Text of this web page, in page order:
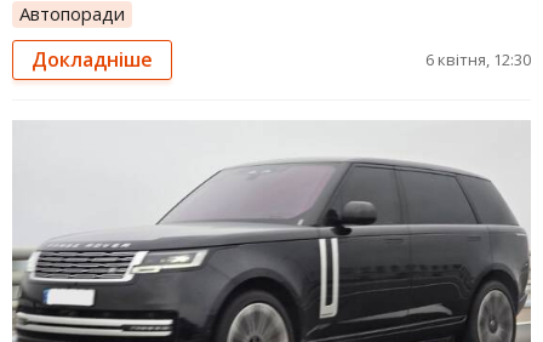
Автопоради
Докладніше 6 квітня, 12:30